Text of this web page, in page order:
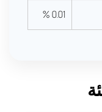
0.01 %